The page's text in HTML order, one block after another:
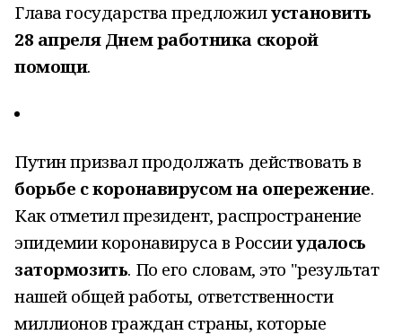
Глава государства предложилустановить
28 апреля Днем работника скорой
помощи.
Путин призвал продолжать действовать в
борьбе с коронавирусом на опережение.
Как отметил президент, распространение
эпидемии коронавируса в Россииудалось
затормозить. По его словам, это "результат
нашей общей работы, ответственности
миллионов граждан страны, которые